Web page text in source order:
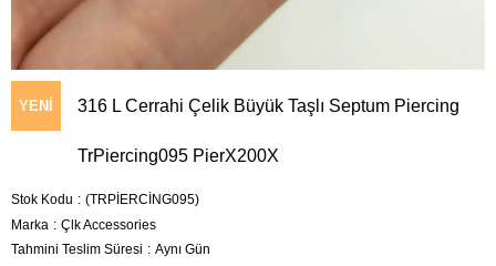
YENI 316 L Cerrahi Çelik Büyük Taşlı Septum Piercing
TrPiercing095 PierX200X
Stok Kodu
(TRPİERCİNG095)
Marka : Çlk Accessories
Tahmini Teslim Süresi : Aynı Gün